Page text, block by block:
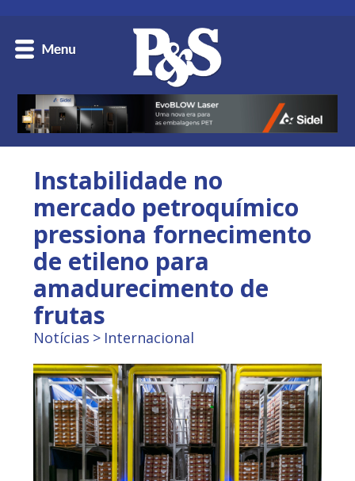
Instabilidade no
mercado petroquímico
pressiona fornecimento
de etileno para
amadurecimento de
frutas
Notícias Internacional